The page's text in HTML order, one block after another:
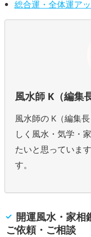
総合運・全体運ア
風水師 K（編集
風水師の K（編集
しく風水・気学・
たいと思っていま
す。
開運風水・家相
ご依頼・ご相談